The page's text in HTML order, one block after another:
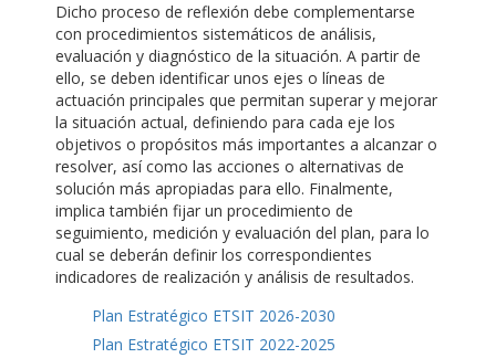
Dicho proceso de reflexión debe complementarse
con procedimientos sistemáticos de análisis,
evaluación y diagnóstico de la situación. A partir de
ello, se deben identificar unos ejes o líneas de
actuación principales que permitan superar y mejorar
la situación actual, definiendo para cada eje los
objetivos o propósitos más importantes a alcanzar o
resolver, así como las acciones o alternativas de
solución más apropiadas para ello. Finalmente,
implica también fijar un procedimiento de
seguimiento, medición y evaluación del plan, para lo
cual se deberán definir los correspondientes
indicadores de realización y análisis de resultados.
Plan Estratégico ETSIT 2026-2030
Plan Estratégico ETSIT 2022-2025